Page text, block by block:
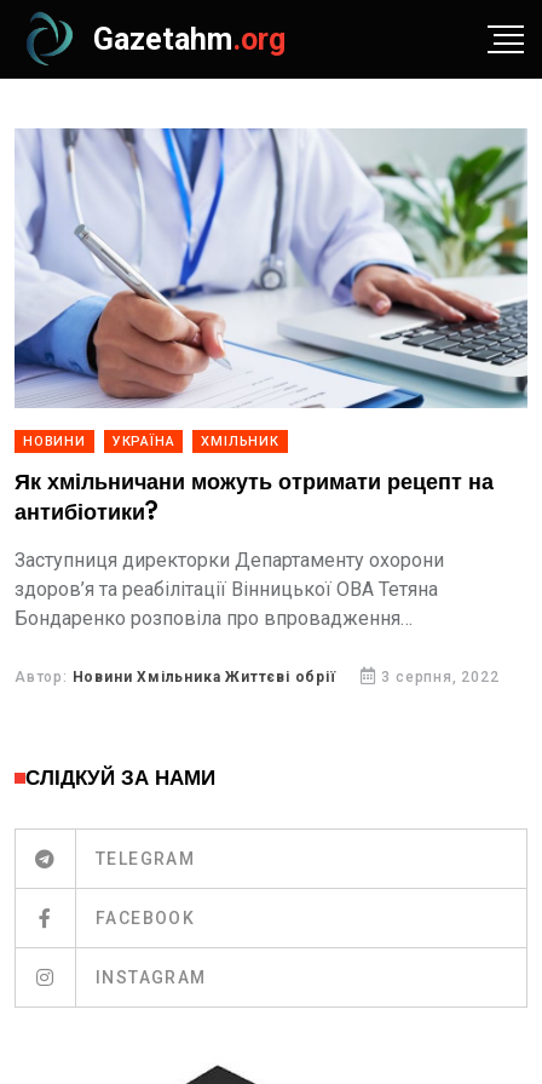
Gazetahm.org
НОВИНИ УКРАЇНА ХМІЛЬНИК
Як хмільничани можуть отримати рецепт на
антибіотики?
Заступниця директорки Департаменту охорони
здоров’я та реабілітації Вінницької ОВА Тетяна
Бондаренко розповіла про впровадження
Автор: Новини Хмільника Життєві обрії 3 серпня, 2022
СЛІДКУЙ ЗА НАМИ
TELEGRAM
FACEBOOK
INSTAGRAM